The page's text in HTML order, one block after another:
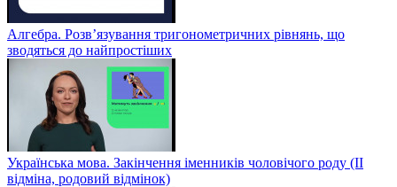
Алгебра. Розв’язування тригонометричних рівнянь, що
зводяться до найпростіших
Українська мова. Закінчення іменників чоловічого роду (ІІ
відміна, родовий відмінок)